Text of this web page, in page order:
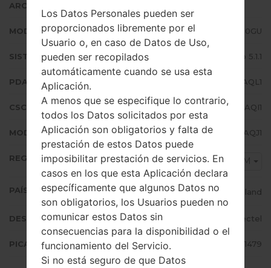
ARCHIVO
MODELO Samsung SM-J200GU
SISTEMA OPERATIVO Android Lollipop 5.1.1
PDA/AP VERSIÓN J200GUDXU3AQL1
CSC VERSIÓN J200GUOLB3AQI1
MODEM/CP VERSIÓN J200GUDXU3AQJ1
REGIÓN MYM
PAÍS (UN/EL PAÍS) Thailand
DESCRIPCIÓN MPT, Mectel
PICADILLO fee4f9ec92768d21699c2774ae261479
Los Datos Personales pueden ser
proporcionados libremente por el
Usuario o, en caso de Datos de Uso,
pueden ser recopilados
automáticamente cuando se usa esta
Aplicación.
A menos que se especifique lo contrario,
todos los Datos solicitados por esta
Aplicación son obligatorios y falta de
prestación de estos Datos puede
imposibilitar prestación de servicios. En
casos en los que esta Aplicación declara
específicamente que algunos Datos no
son obligatorios, los Usuarios pueden no
comunicar estos Datos sin
consecuencias para la disponibilidad o el
funcionamiento del Servicio.
Si no está seguro de que Datos